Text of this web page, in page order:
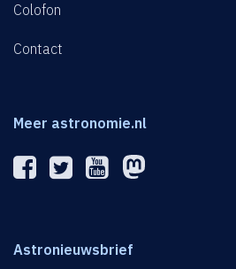
Colofon
Contact
Meer astronomie.nl
Astronieuwsbrief